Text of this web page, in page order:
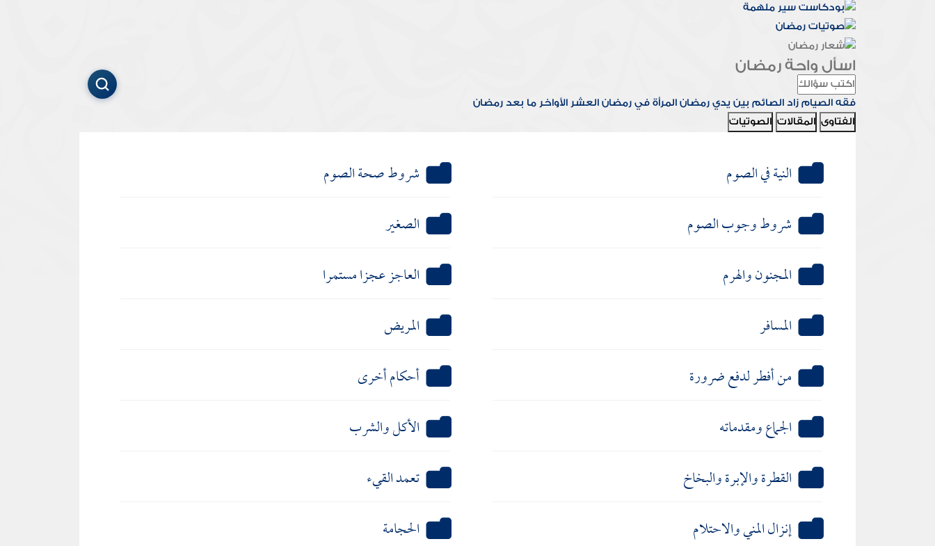
اسأل واحة رمضان
فقه الصيام زاد الصائم بين يدي رمضان المرأة في رمضان العشر الأواخر ما بعد رمضان
الفتاوى المقالات الصوتيات
النية في الصوم
شروط صحة الصوم
شروط وجوب الصوم
الصغير
المجنون والهرم
العاجز عجزا مستمرا
المسافر
المريض
من أفطر لدفع ضرورة
أحكام أخرى
الجماع ومقدماته
الأكل والشرب
القطرة والإبرة والبخاخ
تعمد القيء
إنزال المني والاحتلام
الحجامة